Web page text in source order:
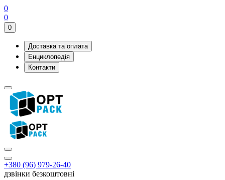
0
0
0
Доставка та оплата
Енциклопедія
Контакти
+380 (96) 979-26-40
дзвінки безкоштовні